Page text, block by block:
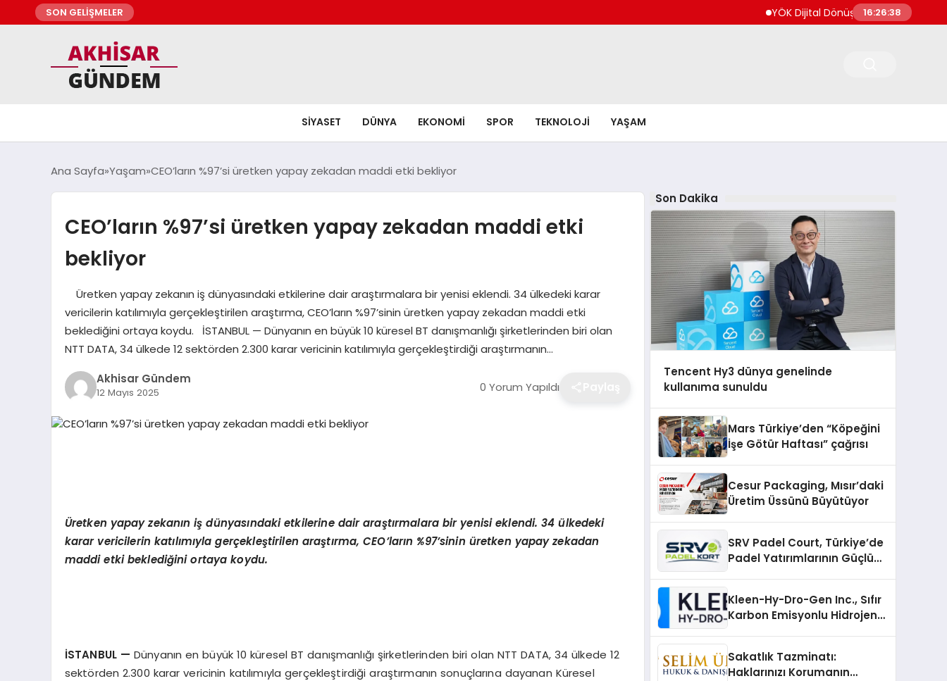
SON GELİŞMELER YÖK Dijital Dönüşüm İçin Bilişim
16:26:39
SIYASET DÜNYA EKONOMI SPOR TEKNOLOJI YAŞAM
Ana Sayfa Yaşam CEO’ların %97’si üretken yapay zekadan maddi etki bekliyor
CEO’ların %97’si üretken yapay zekadan maddi etki
bekliyor
Üretken yapay zekanın iş dünyasındaki etkilerine dair araştırmalara bir yenisi eklendi. 34 ülkedeki karar
vericilerin katılımıyla gerçekleştirilen araştırma, CEO’ların %97’sinin üretken yapay zekadan maddi etki
beklediğini ortaya koydu. İSTANBUL — Dünyanın en büyük 10 küresel BT danışmanlığı şirketlerinden biri olan
NTT DATA, 34 ülkede 12 sektörden 2.300 karar vericinin katılımıyla gerçekleştirdiği araştırmanın…
Akhisar Gündem
12 Mayıs 2025 0 Yorum Yapıldı
Üretken yapay zekanın iş dünyasındaki etkilerine dair araştırmalara bir yenisi eklendi. 34 ülkedeki
karar vericilerin katılımıyla gerçekleştirilen araştırma, CEO’ların %97’sinin üretken yapay zekadan
maddi etki beklediğini ortaya koydu.
İSTANBUL — Dünyanın en büyük 10 küresel BT danışmanlığı şirketlerinden biri olan NTT DATA, 34 ülkede 12
sektörden 2.300 karar vericinin katılımıyla gerçekleştirdiği araştırmanın sonuçlarına dayanan Küresel
Son Dakika
Tencent Hy3 dünya genelinde
kullanıma sunuldu
Mars Türkiye’den “Köpeğini
İşe Götür Haftası” çağrısı
Cesur Packaging, Mısır’daki
Üretim Üssünü Büyütüyor
SRV Padel Court, Türkiye’de
Padel Yatırımlarının Güçlü
Kleen-Hy-Dro-Gen Inc., Sıfır
Karbon Emisyonlu Hidrojen
Aldı
Sakatlık Tazminatı:
Haklarınızı Korumanın